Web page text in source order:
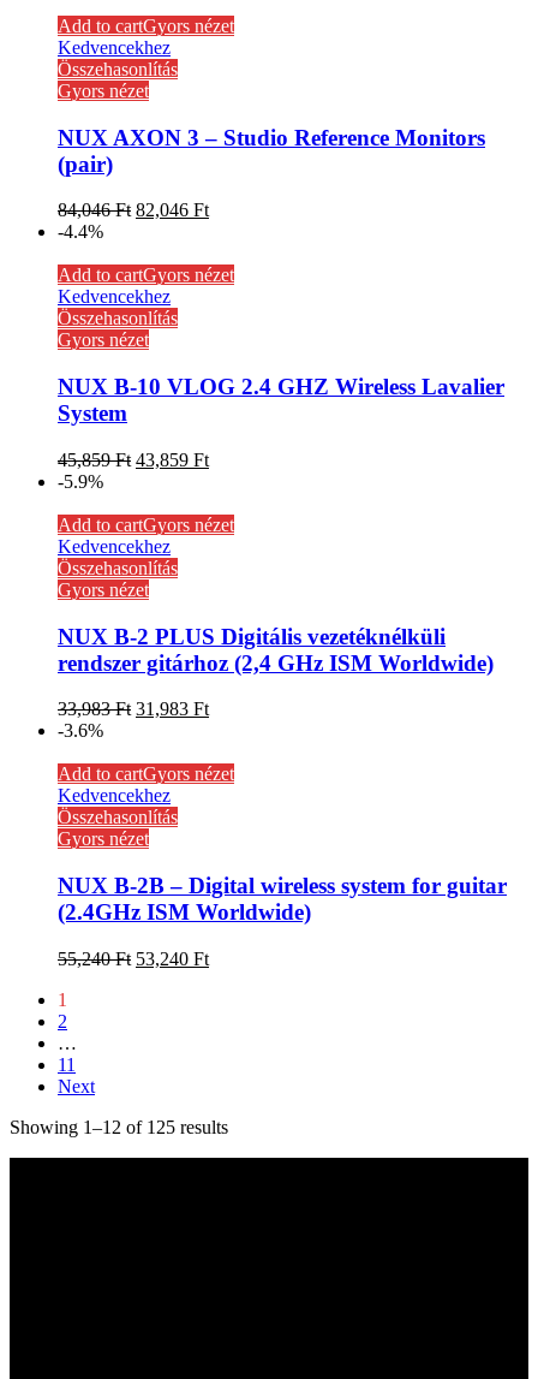
Add to cartGyors nézet
Kedvencekhez
Összehasonlítás
Gyors nézet
NUX AXON 3 – Studio Reference Monitors
(pair)
84,046Ft 82,046 Ft
-4.4%
Add to cartGyors nézet
Kedvencekhez
Összehasonlítás
Gyors nézet
NUX B-10 VLOG 2.4 GHZ Wireless Lavalier
System
45,859Ft 43,859 Ft
-5.9%
Add to cartGyors nézet
Kedvencekhez
Összehasonlítás
Gyors nézet
NUX B-2 PLUS Digitális vezetéknélküli
rendszer gitárhoz (2,4 GHz ISM Worldwide)
33,983Ft 31,983 Ft
-3.6%
Add to cartGyors nézet
Kedvencekhez
Összehasonlítás
Gyors nézet
NUX B-2B – Digital wireless system for guitar
(2.4GHz ISM Worldwide)
55,240Ft 53,240 Ft
1
2
…
11
Next
Showing 1–12 of 125 results